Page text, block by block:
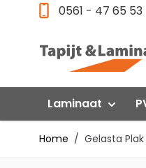
Ga direct door naar de
0561 - 47 65 53
Laminaat
Home / Gelasta